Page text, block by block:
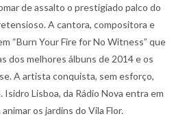
de assalto o prestigiado palco do
A cantora, compositora e
“Burn Your Fire for No Witness” que
dos melhores álbuns de 2014 e os
A artista conquista, sem esforço,
Isidro Lisboa, da Rádio Nova entra em
os jardins do Vila Flor.